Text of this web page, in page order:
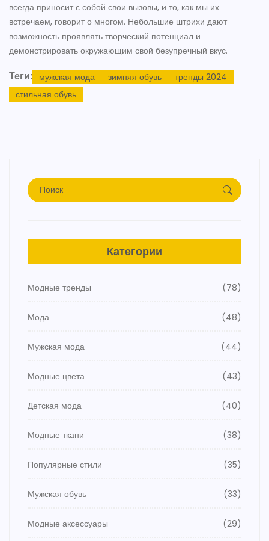
всегда приносит с собой свои вызовы, и то, как мы их
встречаем, говорит о многом. Небольшие штрихи дают
возможность проявлять творческий потенциал и
демонстрировать окружающим свой безупречный вкус.
Теги: мужская мода зимняя обувь
тренды 2024
стильная обувь
Категории
Модные тренды (78)
Мода (48)
Мужская мода (44)
Модные цвета (43)
Детская мода (40)
Модные ткани (38)
Популярные стили (35)
Мужская обувь (33)
Модные аксессуары (29)